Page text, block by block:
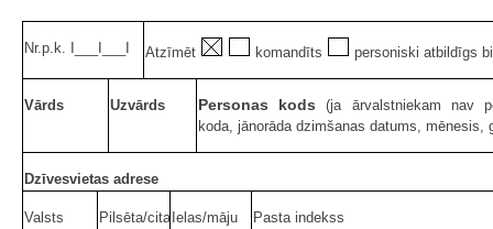
Nr.p.k. I___I___I Atzīmēt komandīts personiski atbildīgs
Vārds Uzvārds Personas kods (ja ārvalstniekam nav
koda, jānorāda dzimšanas datums, mēnesis,
Dzīvesvietas adrese
Valsts
Pilsēta/cita Ielas/māju
Pasta indekss